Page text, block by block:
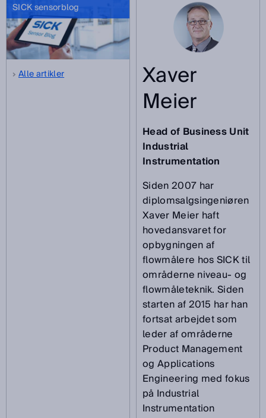
SICK sensorblog
Alle artikler Xaver
Meier
Head of Business Unit
Industrial
Instrumentation
Siden 2007 har
diplomsalgsingeniøren
Xaver Meier haft
hovedansvaret for
opbygningen af
flowmålere hos SICK til
områderne niveau- og
flowmåleteknik. Siden
starten af 2015 har han
fortsat arbejdet som
leder af områderne
Product Management
og Applications
Engineering med fokus
på Industrial
Instrumentation